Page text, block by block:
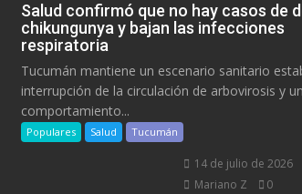
Salud confirmó que no hay casos de
chikungunya y bajan las infecciones
respiratoria
Tucumán mantiene un escenario sanitario
interrupción de la circulación de arbovirosis y un
comportamiento...
Populares Salud Tucumán
14 de julio de 2026
Mariano Z
0